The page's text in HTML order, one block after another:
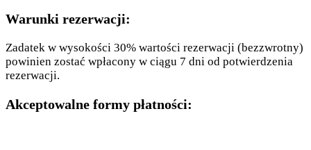
Warunki rezerwacji:
Zadatek w wysokości 30% wartości rezerwacji (bezzwrotny)
powinien zostać wpłacony w ciągu 7 dni od potwierdzenia
rezerwacji.
Akceptowalne formy płatności: